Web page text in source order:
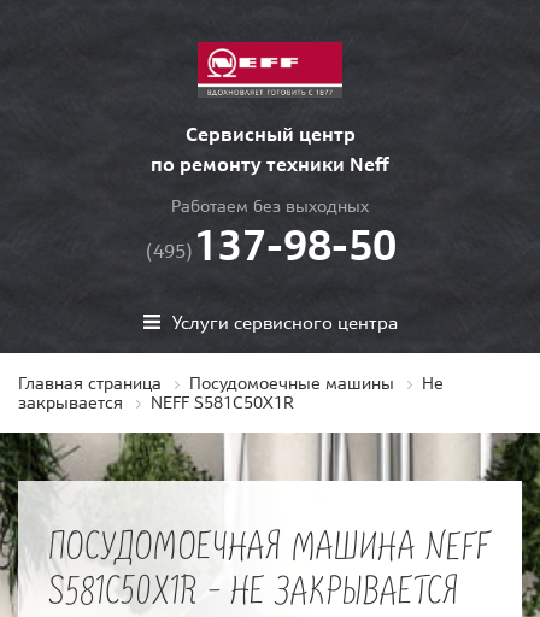
Сервисный центр
по ремонту техники Neff
Работаем без выходных
(495) 137-98-50
Услуги сервисного центра
Главная страница Посудомоечные машины
Не
закрывается
NEFF S581C50X1R
ПОСУДОМОЕЧНАЯ МАШИНА NEFF
S581C50X1R - НЕ ЗАКРЫВАЕТСЯ